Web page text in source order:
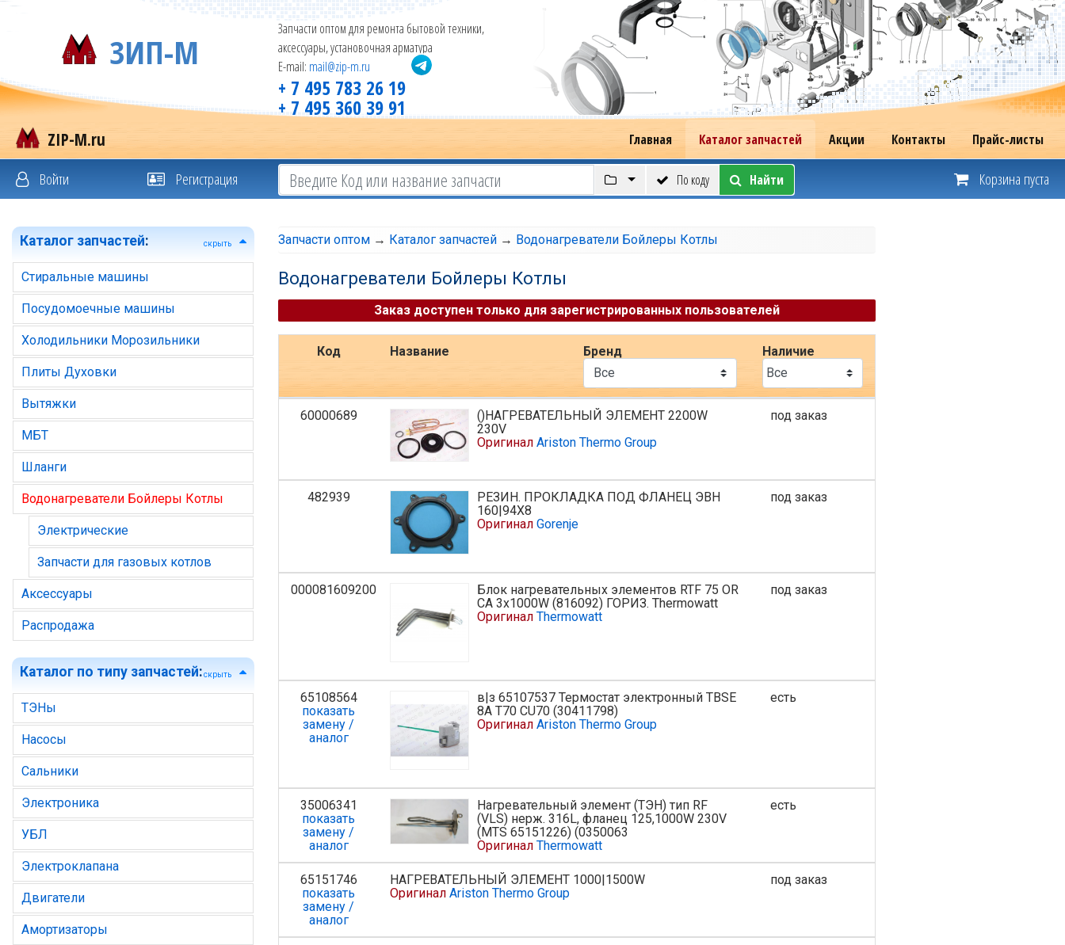
ЗИП-М
Запчасти оптом для ремонта бытовой техники,
аксессуары, установочная арматура
E-mail: mail@zip-m.ru
+ 7 495 783 26 19
+ 7 495 360 39 91
ZIP-M.ru Главная Каталог запчастей Акции Контакты Прайс-листы
Войти Регистрация По коду Найти Корзина пуста
Каталог запчастей: скрыть
Стиральные машины
Посудомоечные машины
Холодильники Морозильники
Плиты Духовки
Вытяжки
МБТ
Шланги
Водонагреватели Бойлеры Котлы
Электрические
Запчасти для газовых котлов
Аксессуары
Распродажа
Каталог по типу запчастей:скрыть
ТЭНы
Насосы
Сальники
Электроника
УБЛ
Электроклапана
Двигатели
Амортизаторы
Запчасти оптом → Каталог запчастей → Водонагреватели Бойлеры Котлы
Водонагреватели Бойлеры Котлы
Заказ доступен только для зарегистрированных пользователей
Код Название Бренд Наличие
60000689
()НАГРЕВАТЕЛЬНЫЙ ЭЛЕМЕНТ 2200W
230V
Оригинал Ariston Thermo Group
под заказ
482939
РЕЗИН. ПРОКЛАДКА ПОД ФЛАНЕЦ ЭВН
160|94X8
Оригинал Gorenje
под заказ
000081609200
Блок нагревательных элементов RTF 75 OR
CA 3x1000W (816092) ГОРИЗ. Thermowatt
Оригинал Thermowatt
под заказ
65108564
показать
замену /
аналог
в|з 65107537 Термостат электронный TBSE
8A T70 CU70 (30411798)
Оригинал Ariston Thermo Group
есть
35006341
показать
замену /
аналог
Нагревательный элемент (ТЭН) тип RF
(VLS) нерж. 316L, фланец 125,1000W 230V
(MTS 65151226) (0350063
Оригинал Thermowatt
есть
65151746
показать
замену /
аналог
НАГРЕВАТЕЛЬНЫЙ ЭЛЕМЕНТ 1000|1500W
Оригинал Ariston Thermo Group
под заказ